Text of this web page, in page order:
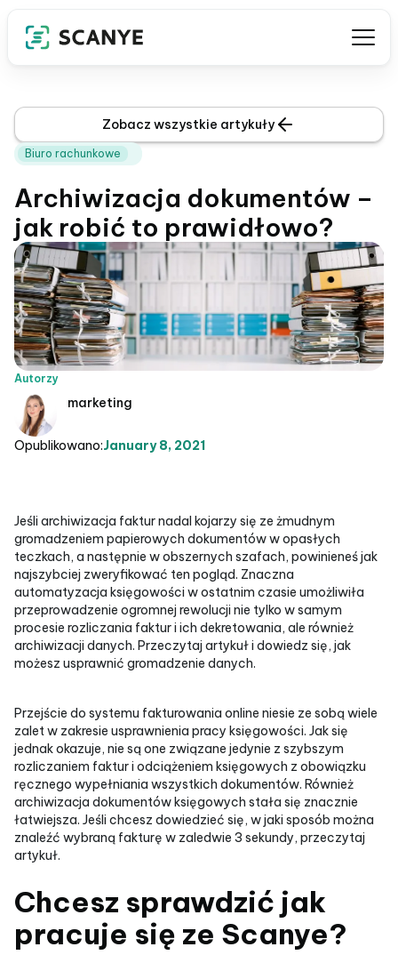
Zobacz wszystkie artykuły
Biuro rachunkowe
Archiwizacja dokumentów –
jak robić to prawidłowo?
Autorzy
marketing
Opublikowano:January 8, 2021
Jeśli archiwizacja faktur nadal kojarzy się ze żmudnym
gromadzeniem papierowych dokumentów w opasłych
teczkach, a następnie w obszernych szafach, powinieneś jak
najszybciej zweryfikować ten pogląd. Znaczna
automatyzacja księgowości w ostatnim czasie umożliwiła
przeprowadzenie ogromnej rewolucji nie tylko w samym
procesie rozliczania faktur i ich dekretowania, ale również
archiwizacji danych. Przeczytaj artykuł i dowiedz się, jak
możesz usprawnić gromadzenie danych.
Przejście do systemu fakturowania online niesie ze sobą wiele
zalet w zakresie usprawnienia pracy księgowości. Jak się
jednak okazuje, nie są one związane jedynie z szybszym
rozliczaniem faktur i odciążeniem księgowych z obowiązku
ręcznego wypełniania wszystkich dokumentów. Również
archiwizacja dokumentów księgowych stała się znacznie
łatwiejsza. Jeśli chcesz dowiedzieć się, w jaki sposób można
znaleźć wybraną fakturę w zaledwie 3 sekundy, przeczytaj
artykuł.
Chcesz sprawdzić jak
pracuje się ze Scanye?